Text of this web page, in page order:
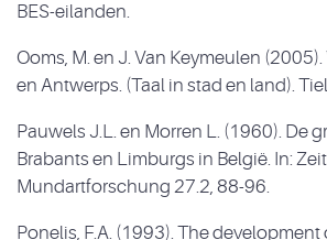
BES-eilanden.
Ooms, M. en J. Van Keymeulen
en Antwerps. (Taal in stad en land).
Pauwels J.L. en Morren L. (1960). De
Brabants en Limburgs in België. In:
Mundartforschung 27.2, 88-96.
Ponelis, F.A. (1993). The development